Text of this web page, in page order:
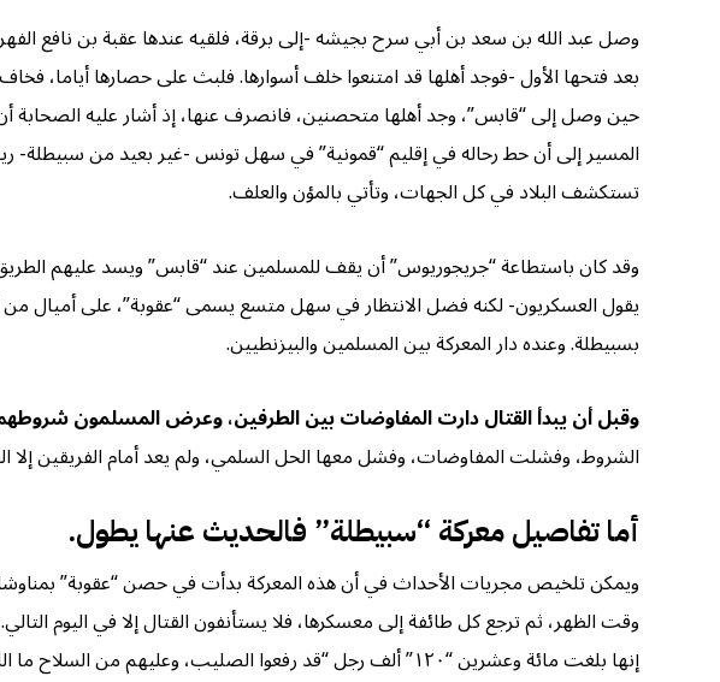
وصل عبد الله بن سعد بن أبي سرح بجيشه -إلى برقة، فلقيه عندها عقبة بن نافع
بعد فتحها الأول -فوجد أهلها قد امتنعوا خلف أسوارها. فلبث على حصارها أياما،
حين وصل إلى “قابس”، وجد أهلها متحصنين، فانصرف عنها، إذ أشار عليه الصحابة
المسير إلى أن حط رحاله في إقليم “قمونية” في سهل تونس -غير بعيد من سبيطلة-
تستكشف البلاد في كل الجهات، وتأتي بالمؤن والعلف.
وقد كان باستطاعة “جريجوريوس” أن يقف للمسلمين عند “قابس” ويسد عليهم
يقول العسكريون- لكنه فضل الانتظار في سهل متسع يسمى “عقوبة”، على أميال
بسبيطلة. وعنده دار المعركة بين المسلمين والبيزنطيين.
وقبل أن يبدأ القتال دارت المفاوضات بين الطرفين، وعرض المسلمون
الشروط، وفشلت المفاوضات، وفشل معها الحل السلمي، ولم يعد أمام الفريقين إلا
أما تفاصيل معركة “سبيطلة” فالحديث عنها يطول.
ويمكن تلخيص مجريات الأحداث في أن هذه المعركة بدأت في حصن “عقوبة”
وقت الظهر، ثم ترجع كل طائفة إلى معسكرها، فلا يستأنفون القتال إلا في اليوم
إنها بلغت مائة وعشرين “١٢٠” ألف رجل “قد رفعوا الصليب، وعليهم من السلاح ما الله أعلم به، وفيهم من الخيل ما لا يحصى” “كما يقول الرواة”-